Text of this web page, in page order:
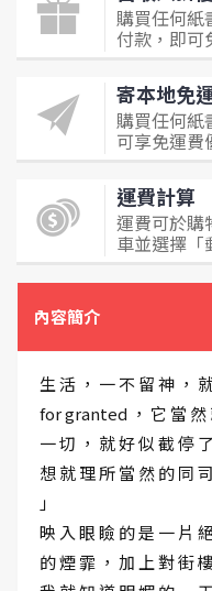
購買任何紙
付款，即可
寄本地免
購買任何紙
可享免運費
運費計算
運費可於購
車並選擇「
內容簡介
生 活 ， 一 不 留 神 ，
for granted ， 它 當 然
一 切 ， 就 好 似 截 停
想 就 理 所 當 然 的 同
」
映 入 眼 瞼 的 是 一 片
的 煙 霏 ， 加 上 對 街